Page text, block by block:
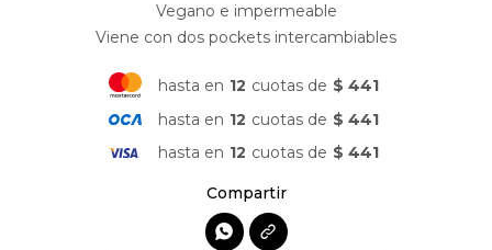
Vegano e impermeable
Viene con dos pockets intercambiables
hasta en 12 cuotas de $ 441
hasta en 12 cuotas de $ 441
hasta en 12 cuotas de $ 441
